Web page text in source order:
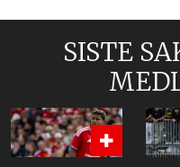
SISTE